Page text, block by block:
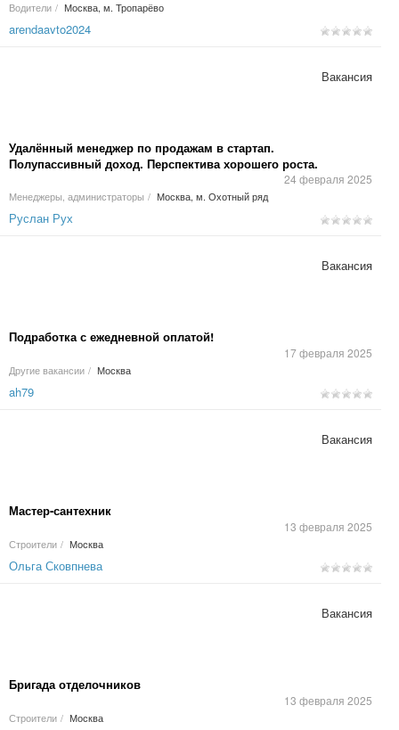
Водители / Москва, м. Тропарёво
arendaavto2024
Удалённый менеджер по продажам в стартап.
Полупассивный доход. Перспектива хорошего роста.
24 февраля 2025
Менеджеры, администраторы / Москва, м. Охотный ряд
Вакансия
Руслан Рух
Подработка с ежедневной оплатой!
17 февраля 2025
Другие вакансии / Москва
Вакансия
ah79
Мастер-сантехник
13 февраля 2025
Строители / Москва
Вакансия
Ольга Сковпнева
Бригада отделочников
13 февраля 2025
Строители / Москва
Вакансия